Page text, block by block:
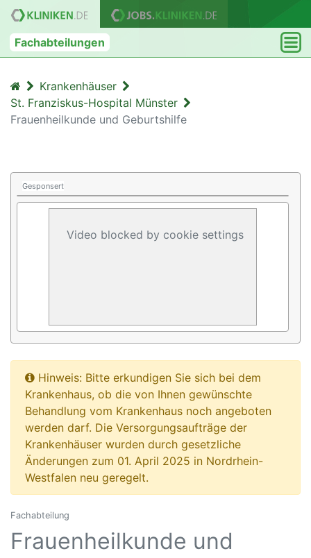
Fachabteilungen
Krankenhäuser
St. Franziskus-Hospital Münster
Frauenheilkunde und Geburtshilfe
Gesponsert
Video blocked by cookie settings
Hinweis: Bitte erkundigen Sie sich bei dem
Krankenhaus, ob die von Ihnen gewünschte
Behandlung vom Krankenhaus noch angeboten
werden darf. Die Versorgungsaufträge der
Krankenhäuser wurden durch gesetzliche
Änderungen zum 01. April 2025 in Nordrhein-
Westfalen neu geregelt.
Fachabteilung
Frauenheilkunde und